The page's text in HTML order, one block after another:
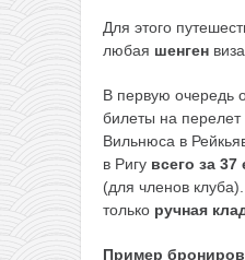
Для этого
любая шенген виза.
В первую очередь
билеты на перелет
Вильнюса в
в Ригу всего за 37
(для членов
только ручная
Пример